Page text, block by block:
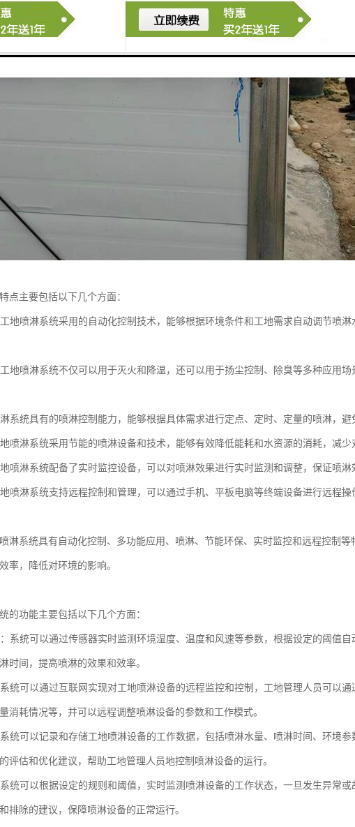
点主要包括以下几个方面：
地喷淋系统采用的自动化控制技术，能够根据环境条件和工地需求自动调节喷
地喷淋系统不仅可以用于灭火和降温，还可以用于扬尘控制、除臭等多种应用
系统具有的喷淋控制能力，能够根据具体需求进行定点、定时、定量的喷淋，避
喷淋系统采用节能的喷淋设备和技术，能够有效降低能耗和水资源的消耗，减少
喷淋系统配备了实时监控设备，可以对喷淋效果进行实时监测和调整，保证喷淋
喷淋系统支持远程控制和管理，可以通过手机、平板电脑等终端设备进行远程
淋系统具有自动化控制、多功能应用、喷淋、节能环保、实时监控和远程控制
率，降低对环境的影响。
的功能主要包括以下几个方面：
系统可以通过传感器实时监测环境湿度、温度和风速等参数，根据设定的阈值自
时间，提高喷淋的效果和效率。
统可以通过互联网实现对工地喷淋设备的远程监控和控制，工地管理人员可以
消耗情况等，并可以远程调整喷淋设备的参数和工作模式。
统可以记录和存储工地喷淋设备的工作数据，包括喷淋水量、喷淋时间、环境参
评估和优化建议，帮助工地管理人员地控制喷淋设备的运行。
统可以根据设定的规则和阈值，实时监测喷淋设备的工作状态，一旦发生异常
排除的建议，保障喷淋设备的正常运行。